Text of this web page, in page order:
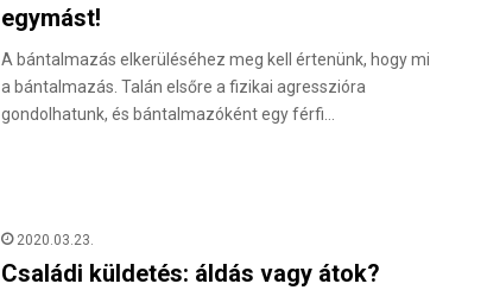
egymást!
A bántalmazás elkerüléséhez meg kell értenünk, hogy mi
a bántalmazás. Talán elsőre a fizikai agresszióra
gondolhatunk, és bántalmazóként egy férfi…
2020.03.23.
Családi küldetés: áldás vagy átok?